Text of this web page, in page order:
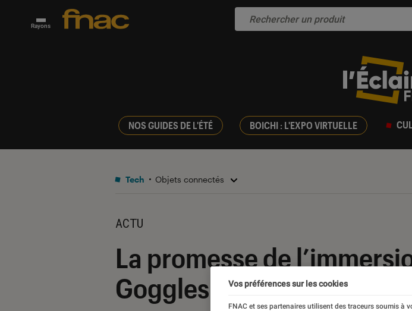
Rayons
NOS GUIDES DE L'ÉTÉ BOICHI : L'EXPO VIRTUELLE
Tech Objets connectés
ACTU
La promesse de
Goggles !
Vos préférences sur les cookies
FNAC et ses partenaires utilisent des traceurs soumis à